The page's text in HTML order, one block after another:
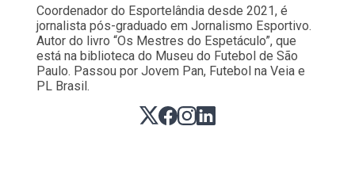
Coordenador do Esportelândia desde 2021, é
jornalista pós-graduado em Jornalismo Esportivo.
Autor do livro “Os Mestres do Espetáculo”, que
está na biblioteca do Museu do Futebol de São
Paulo. Passou por Jovem Pan, Futebol na Veia e
PL Brasil.